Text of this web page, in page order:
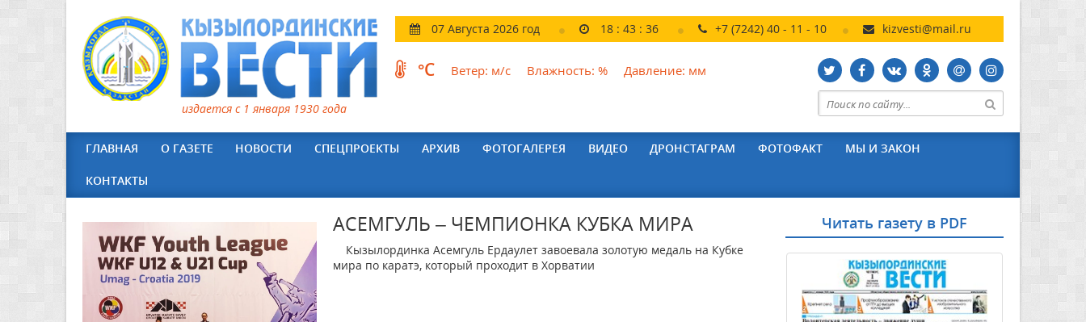
издается с 1 января 1930 года
07 Августа 2026 год 18 : 43 : 37 +7 (7242) 40 - 11 - 10 kizvesti@mail.ru
°C Ветер: м/с Влажность: % Давление: мм
ГЛАВНАЯ О ГАЗЕТЕ НОВОСТИ СПЕЦПРОЕКТЫ АРХИВ ФОТОГАЛЕРЕЯ ВИДЕО ДРОНСТАГРАМ ФОТОФАКТ МЫ И ЗАКОН
КОНТАКТЫ
АСЕМГУЛЬ – ЧЕМПИОНКА КУБКА МИРА
Кызылординка Асемгуль Ердаулет завоевала золотую медаль на Кубке
мира по каратэ, который проходит в Хорватии
Читать газету в PDF